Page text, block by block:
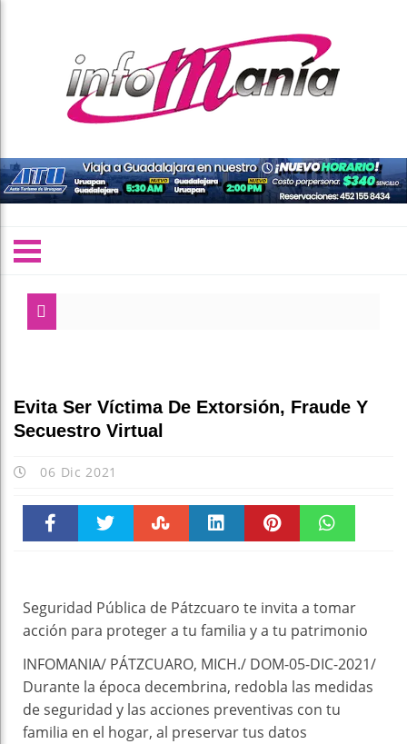
Evita Ser Víctima De Extorsión, Fraude Y
Secuestro Virtual
06 Dic 2021
Seguridad Pública de Pátzcuaro te invita a tomar
acción para proteger a tu familia y a tu patrimonio
INFOMANIA/ PÁTZCUARO, MICH./ DOM-05-DIC-2021/
Durante la época decembrina, redobla las medidas
de seguridad y las acciones preventivas con tu
familia en el hogar, al preservar tus datos